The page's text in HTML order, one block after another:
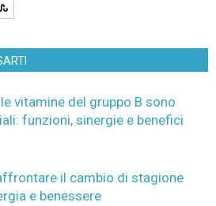
vitamine del gruppo B sono
funzioni, sinergie e benefici
il cambio di stagione
e benessere